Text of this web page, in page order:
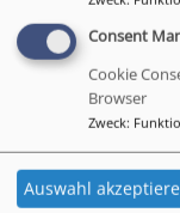
und
Personen
Consent
Cookie
Browser
Zweck:
Auswahl